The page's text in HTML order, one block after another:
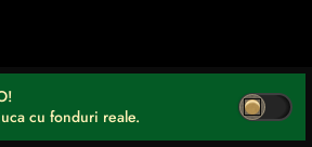
cu fonduri reale.